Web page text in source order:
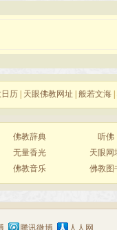
历 天眼佛教网址 般若文海
佛教辞典
听佛
无量香光
天眼网
佛教音乐 佛教图
腾讯微博 人人网